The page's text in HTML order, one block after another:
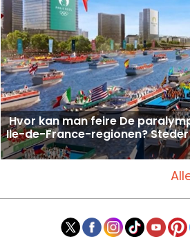
Hvor kan man feire De
Ile-de-France-regionen?